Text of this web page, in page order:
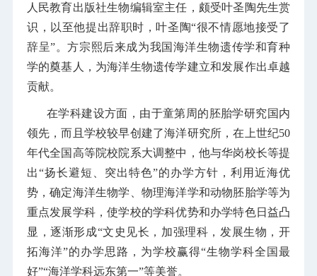
人民教育出版社生物编辑室主任，颇受叶圣陶先生赏
识，以至他提出辞职时，叶圣陶“很不情愿地接受了
辞呈”。方宗熙后来成为我国海洋生物遗传学和育种
学的奠基人，为海洋生物遗传学建立和发展作出卓越
贡献。
在学科建设方面，由于童第周的胚胎学研究国内
领先，而且学校较早创建了海洋研究所，在上世纪50
年代全国高等院校院系大调整中，他与华岗校长等提
出“扬长避短、突出特色”的办学方针，利用近海优
势，确定海洋生物学、物理海洋学和动物胚胎学等为
重点发展学科，使学校的学科优势和办学特色日益凸
显，逐渐形成“文史见长，加强理科，发展生物，开
拓海洋”的办学思路，为学校赢得“生物学科全国最
好”“海洋学科远东第一”等美誉。